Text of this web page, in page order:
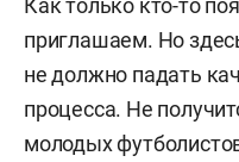
приглашаем. Но
не должно падать
процесса. Не
молодых